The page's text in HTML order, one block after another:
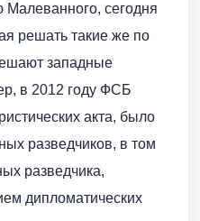
Малеванного, сегодня
решать такие же по
западные
в 2012 году ФСБ
акта, было
разведчиков, в том
разведчика,
дипломатических